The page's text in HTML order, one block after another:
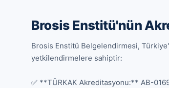
Brosis Enstitü'nün
Brosis Enstitü Belgelendirmesi,
yetkilendirmelere sahiptir:
✅ **TÜRKAK Akreditasyonu:** AB-